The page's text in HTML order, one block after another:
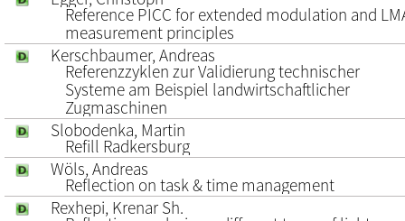
Reference PICC for extended modulation and
measurement principles
Kerschbaumer, Andreas
Referenzzyklen zur Validierung technischer
Systeme am Beispiel landwirtschaftlicher
Zugmaschinen
Slobodenka, Martin
Refill Radkersburg
Wöls, Andreas
Reflection on task & time management
Rexhepi, Krenar Sh.